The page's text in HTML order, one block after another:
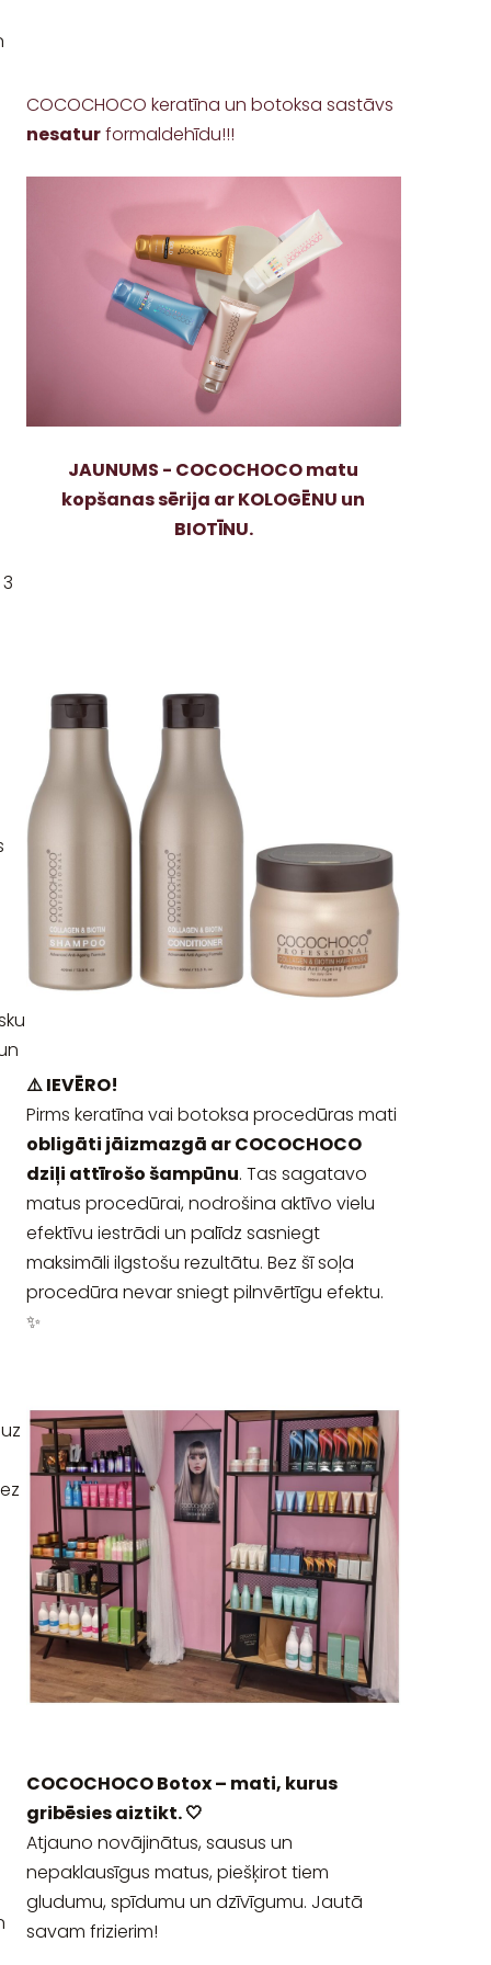
COCOCHOCO keratīna un botoksa sastāvs
nesaturformaldehīdu!!!
JAUNUMS - COCOCHOCO matu
kopšanas sērija ar KOLOGĒNU un
BIOTĪNU.
⚠️ IEVĒRO!
Pirms keratīna vai botoksa procedūras mati
obligāti jāizmazgā ar COCOCHOCO
dziļi attīrošo šampūnu. Tas sagatavo
matus procedūrai, nodrošina aktīvo vielu
efektīvu iestrādi un palīdz sasniegt
maksimāli ilgstošu rezultātu. Bez šī soļa
procedūra nevar sniegt pilnvērtīgu efektu.
✨
COCOCHOCO Botox – mati, kurus
gribēsies aiztikt. 🤍
Atjauno novājinātus, sausus un
nepaklausīgus matus, piešķirot tiem
gludumu, spīdumu un dzīvīgumu. Jautā
savam frizierim!